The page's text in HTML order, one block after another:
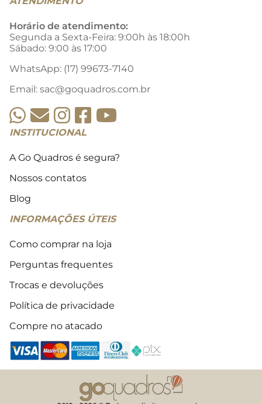
Horário de atendimento:
Segunda a Sexta-Feira: 9:00h às 18:00h
Sábado: 9:00 às 17:00
WhatsApp: (17) 99673-7140
Email: sac@goquadros.com.br
INSTITUCIONAL
A Go Quadros é segura?
Nossos contatos
Blog
INFORMAÇÕES ÚTEIS
Como comprar na loja
Perguntas frequentes
Trocas e devoluções
Política de privacidade
Compre no atacado